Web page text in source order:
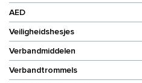
AED
Veiligheidshesjes
Verbandmiddelen
Verbandtrommels